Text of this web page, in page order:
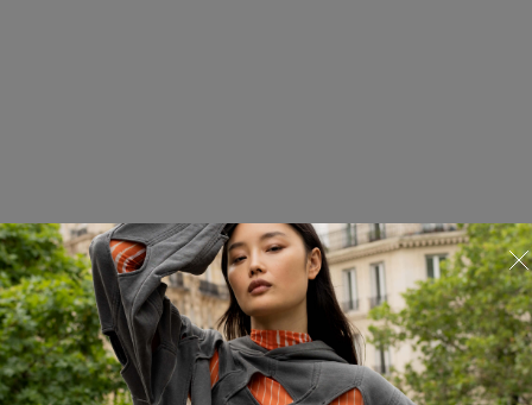
Тренч Red September
924.01.57.02
О товаре Оплата и доставка
Бежевый двубортный тренч с рукавами из итальянской